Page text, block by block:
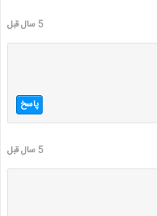
5 سال قبل
پاسخ
5 سال قبل